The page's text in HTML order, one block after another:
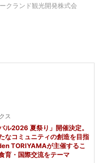
クランド観光開発株式会
ス
ル2026 夏祭り」開催決定。
なコミュニティの創造を目指
TORIYAMAが主催するこ
育・国際交流をテーマ